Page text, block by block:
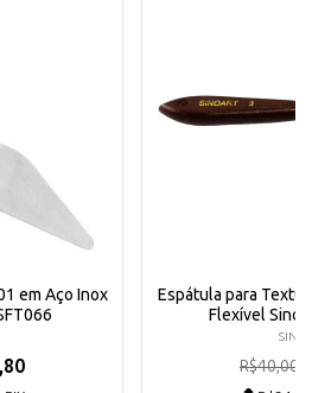
em Aço Inox
Espátula para
Flexível
R$40,00